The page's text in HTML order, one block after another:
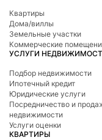
Квартиры
Дома/виллы
Земельные участки
Коммерческие
УСЛУГИ
Подбор недвижимости
Ипотечный кредит
Юридические услуги
Посредничество и
недвижимости
Услуги оценки
КВАРТИРЫ